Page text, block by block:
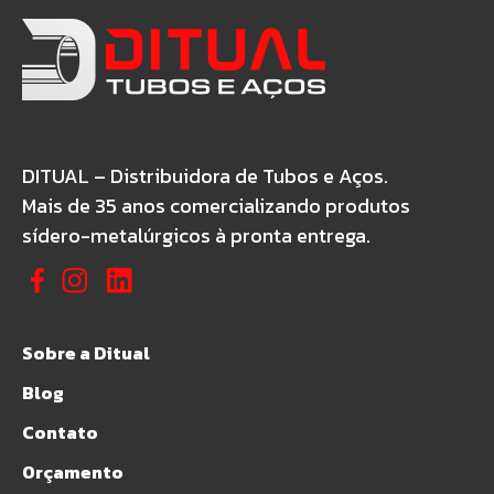
DITUAL – Distribuidora de Tubos e Aços.
Mais de 35 anos comercializando produtos
sídero-metalúrgicos à pronta entrega.
Sobre a Ditual
Blog
Contato
Orçamento